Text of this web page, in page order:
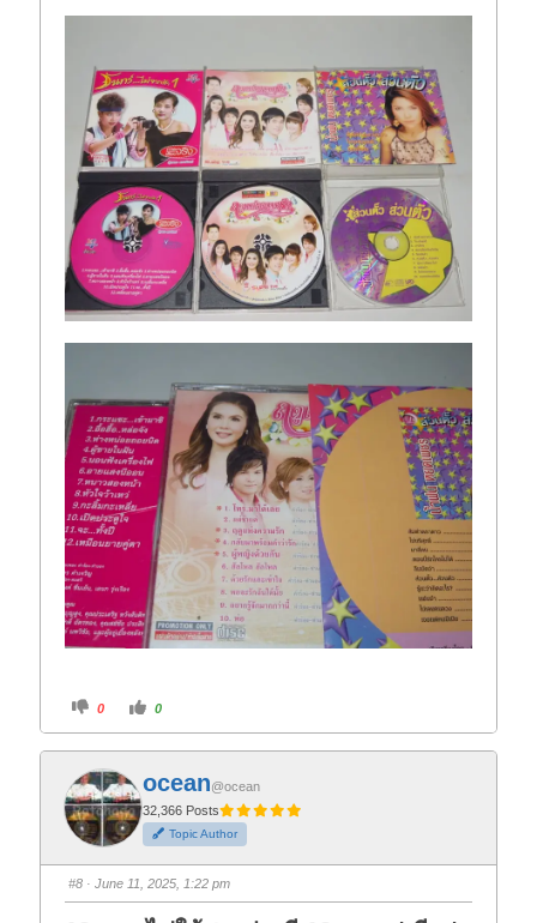
C
i
k
f
o
r
t
h
u
m
b
d
o
0
C
i
k
o
r
t
h
u
m
b
u
p
.
0
ocean@ocean
32,366 Posts
Topic Author
#8 · June 11, 2025, 1:22 pm